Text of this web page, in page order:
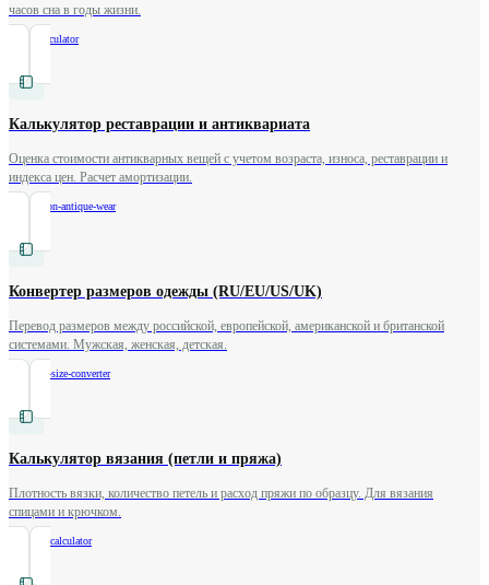
часов сна в годы жизни.
sleep-calculator
Калькулятор реставрации и антиквариата
Оценка стоимости антикварных вещей с учетом возраста, износа, реставрации и
индекса цен. Расчет амортизации.
restoration-antique-wear
Конвертер размеров одежды (RU/EU/US/UK)
Перевод размеров между российской, европейской, американской и британской
системами. Мужская, женская, детская.
clothing-size-converter
Калькулятор вязания (петли и пряжа)
Плотность вязки, количество петель и расход пряжи по образцу. Для вязания
спицами и крючком.
knitting-calculator